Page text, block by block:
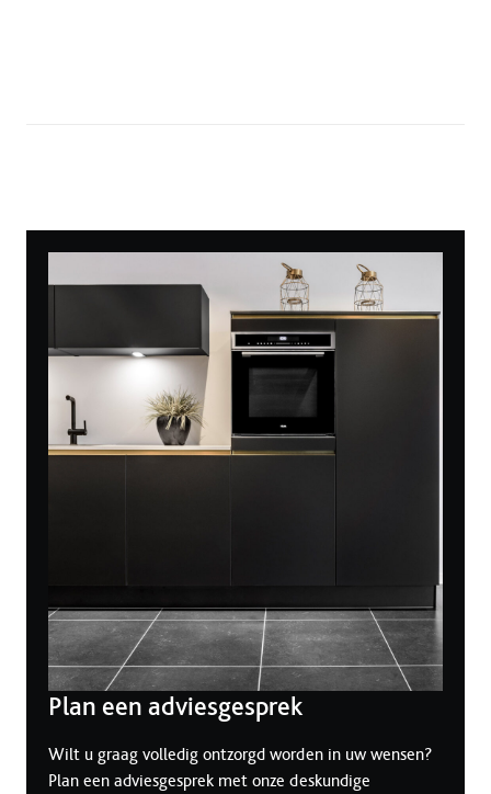
Plan een adviesgesprek
Wilt u graag volledig ontzorgd worden in uw wensen?
Plan een adviesgesprek met onze deskundige